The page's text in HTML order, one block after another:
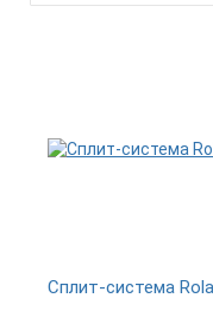
Сплит-система